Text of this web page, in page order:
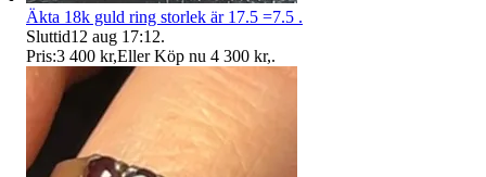
Äkta 18k guld ring storlek är 17.5 =7.5 .
Sluttid12 aug 17:12.
Pris:3 400 kr,Eller Köp nu 4 300 kr,.